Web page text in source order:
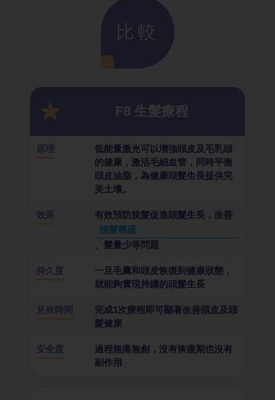
比較
F8 生髮療程
原理
低能量激光可以增強頭皮及毛乳頭
的健康，激活毛細血管，同時平衡
頭皮油脂，為健康頭髮生長提供完
美土壤。
效果
有效預防脫髮促進頭髮生長，改善
頭髮稀疏
、髮量少等問題
持久度
一旦毛囊和頭皮恢復到健康狀態，
就能夠實現持續的頭髮生長
見效時間
完成1次療程即可顯著改善頭皮及頭
髮健康
安全度
過程無痛無創，沒有恢復期也沒有
副作用